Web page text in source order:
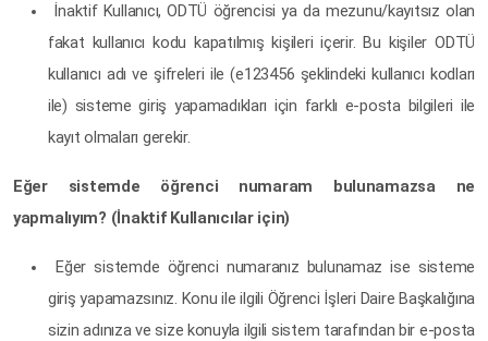
İnaktif Kullanıcı, ODTÜ öğrencisi ya da mezunu/kayıtsız olan
fakat kullanıcı kodu kapatılmış kişileri içerir. Bu kişiler ODTÜ
kullanıcı adı ve şifreleri ile (e123456 şeklindeki kullanıcı kodları
ile) sisteme giriş yapamadıkları için farklı e-posta bilgileri ile
kayıt olmaları gerekir.
Eğer sistemde öğrenci numaram bulunamazsa ne
yapmalıyım? (İnaktif Kullanıcılar için)
Eğer sistemde öğrenci numaranız bulunamaz ise sisteme
giriş yapamazsınız. Konu ile ilgili Öğrenci İşleri Daire Başkalığına
sizin adınıza ve size konuyla ilgili sistem tarafından bir e-posta